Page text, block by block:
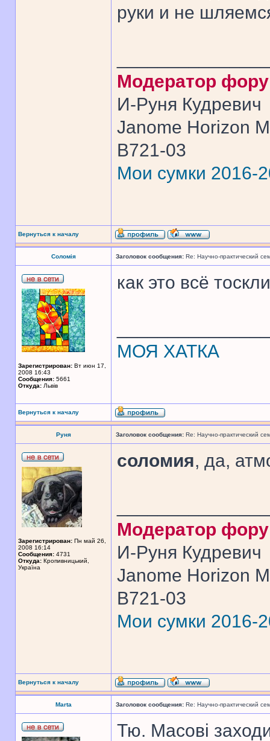
руки и не
Модератор
И-Руня Кудревич
Janome Horizon
B721-03
Мои сумки 2016-
Вернуться к началу
Соломія Заголовок сообщения: Re: Научно-практический
Зарегистрирован: Вт июн 17,
2008 16:43
Сообщения: 5661
Откуда: Львів
как это всё
МОЯ ХАТКА
Вернуться к началу
Руня Заголовок сообщения: Re: Научно-практический
Зарегистрирован: Пн май 26,
2008 16:14
Сообщения: 4731
Откуда: Кропивницький,
Україна
соломия, да,
Модератор
И-Руня Кудревич
Janome Horizon
B721-03
Мои сумки 2016-
Вернуться к началу
Marta Заголовок сообщения: Re: Научно-практический
Тю. Масові